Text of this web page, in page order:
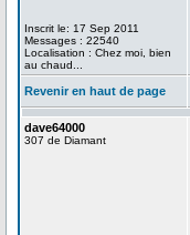
Inscrit le: 17 Sep 2011
Messages : 22540
Localisation : Chez moi, bien
au chaud...
Revenir en haut de page
dave64000
307 de Diamant